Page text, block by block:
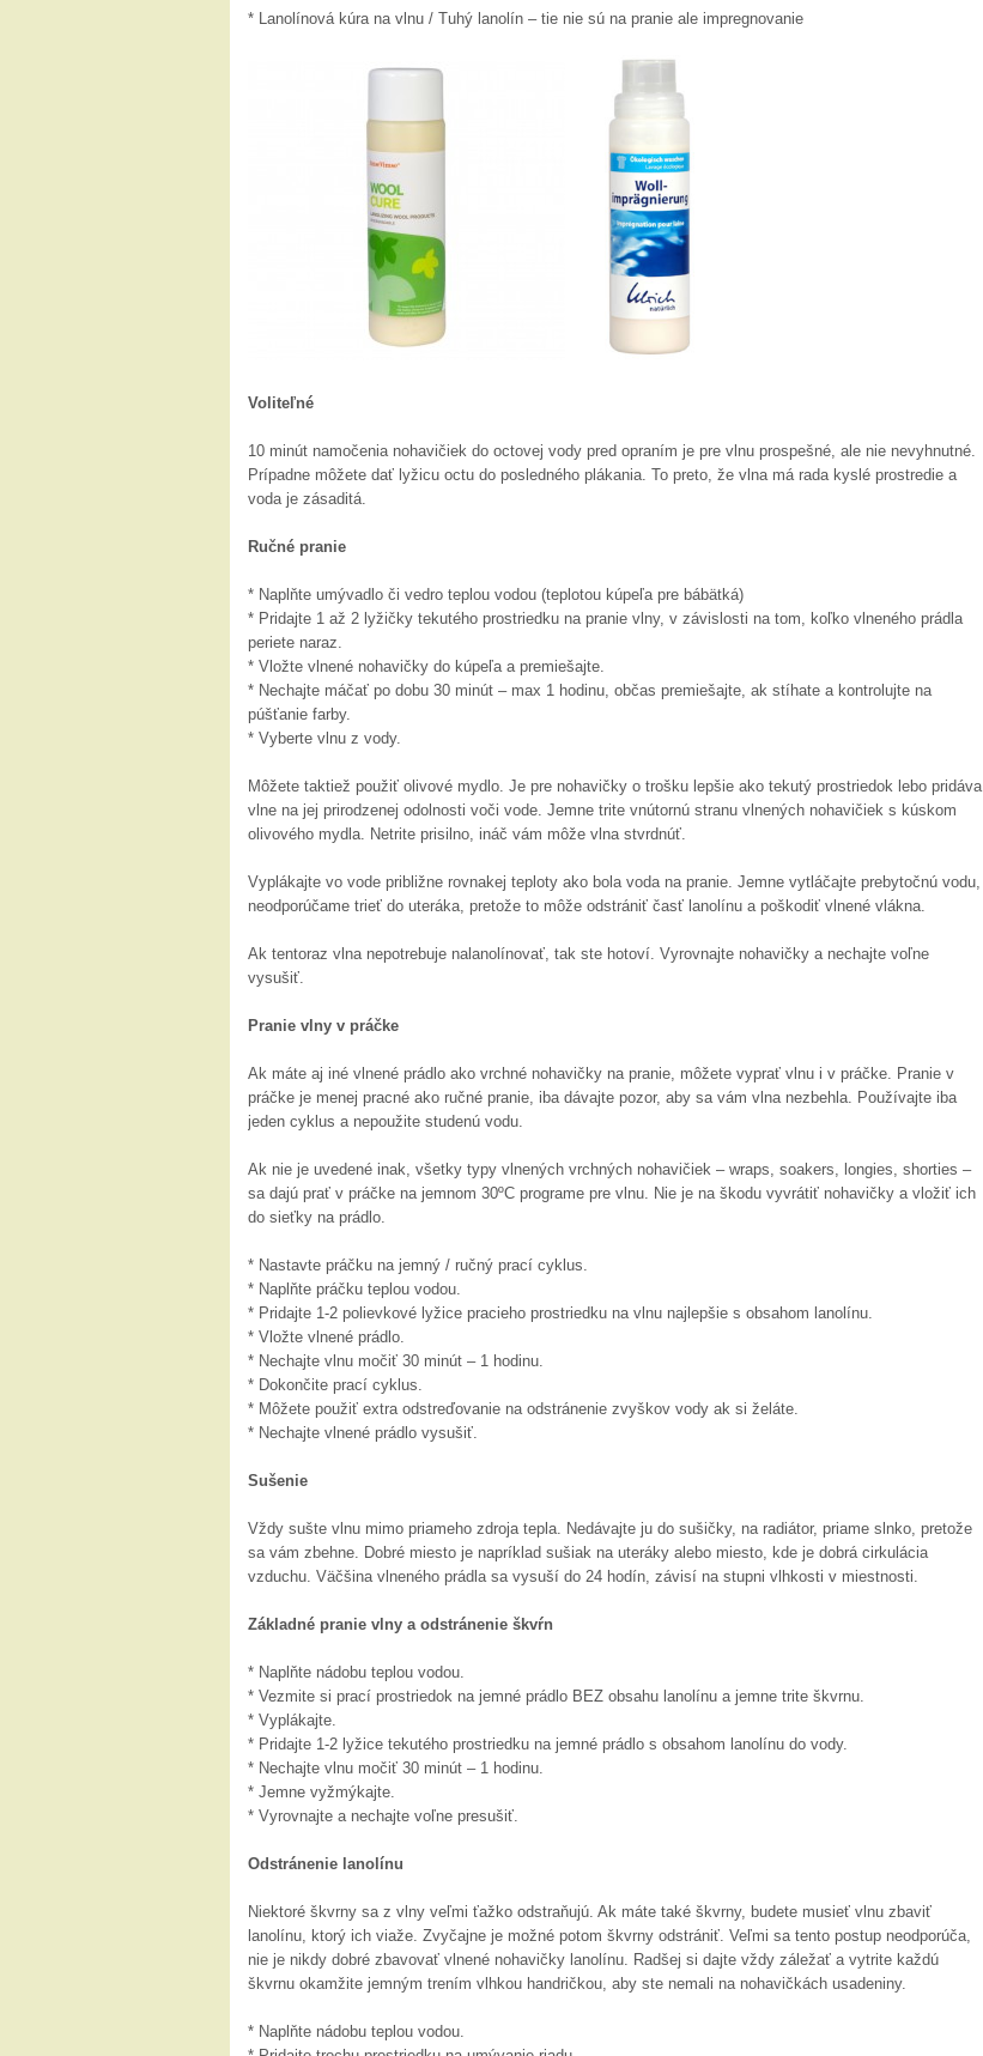
* Lanolínová kúra na vlnu / Tuhý lanolín – tie nie sú na pranie ale impregnovanie
Voliteľné
10 minút namočenia nohavičiek do octovej vody pred opraním je pre vlnu prospešné, ale nie nevyhnutné.
Prípadne môžete dať lyžicu octu do posledného plákania. To preto, že vlna má rada kyslé prostredie a
voda je zásaditá.
Ručné pranie
* Naplňte umývadlo či vedro teplou vodou (teplotou kúpeľa pre bábätká)
* Pridajte 1 až 2 lyžičky tekutého prostriedku na pranie vlny, v závislosti na tom, koľko vlneného prádla
periete naraz.
* Vložte vlnené nohavičky do kúpeľa a premiešajte.
* Nechajte máčať po dobu 30 minút – max 1 hodinu, občas premiešajte, ak stíhate a kontrolujte na
púšťanie farby.
* Vyberte vlnu z vody.
Môžete taktiež použiť olivové mydlo. Je pre nohavičky o trošku lepšie ako tekutý prostriedok lebo pridáva
vlne na jej prirodzenej odolnosti voči vode. Jemne trite vnútornú stranu vlnených nohavičiek s kúskom
olivového mydla. Netrite prisilno, ináč vám môže vlna stvrdnúť.
Vyplákajte vo vode približne rovnakej teploty ako bola voda na pranie. Jemne vytláčajte prebytočnú vodu,
neodporúčame trieť do uteráka, pretože to môže odstrániť časť lanolínu a poškodiť vlnené vlákna.
Ak tentoraz vlna nepotrebuje nalanolínovať, tak ste hotoví. Vyrovnajte nohavičky a nechajte voľne
vysušiť.
Pranie vlny v práčke
Ak máte aj iné vlnené prádlo ako vrchné nohavičky na pranie, môžete vyprať vlnu i v práčke. Pranie v
práčke je menej pracné ako ručné pranie, iba dávajte pozor, aby sa vám vlna nezbehla. Používajte iba
jeden cyklus a nepoužite studenú vodu.
Ak nie je uvedené inak, všetky typy vlnených vrchných nohavičiek – wraps, soakers, longies, shorties –
sa dajú prať v práčke na jemnom 30ºC programe pre vlnu. Nie je na škodu vyvrátiť nohavičky a vložiť ich
do sieťky na prádlo.
* Nastavte práčku na jemný / ručný prací cyklus.
* Naplňte práčku teplou vodou.
* Pridajte 1-2 polievkové lyžice pracieho prostriedku na vlnu najlepšie s obsahom lanolínu.
* Vložte vlnené prádlo.
* Nechajte vlnu močiť 30 minút – 1 hodinu.
* Dokončite prací cyklus.
* Môžete použiť extra odstreďovanie na odstránenie zvyškov vody ak si želáte.
* Nechajte vlnené prádlo vysušiť.
Sušenie
Vždy sušte vlnu mimo priameho zdroja tepla. Nedávajte ju do sušičky, na radiátor, priame slnko, pretože
sa vám zbehne. Dobré miesto je napríklad sušiak na uteráky alebo miesto, kde je dobrá cirkulácia
vzduchu. Väčšina vlneného prádla sa vysuší do 24 hodín, závisí na stupni vlhkosti v miestnosti.
Základné pranie vlny a odstránenie škvŕn
* Naplňte nádobu teplou vodou.
* Vezmite si prací prostriedok na jemné prádlo BEZ obsahu lanolínu a jemne trite škvrnu.
* Vyplákajte.
* Pridajte 1-2 lyžice tekutého prostriedku na jemné prádlo s obsahom lanolínu do vody.
* Nechajte vlnu močiť 30 minút – 1 hodinu.
* Jemne vyžmýkajte.
* Vyrovnajte a nechajte voľne presušiť.
Odstránenie lanolínu
Niektoré škvrny sa z vlny veľmi ťažko odstraňujú. Ak máte také škvrny, budete musieť vlnu zbaviť
lanolínu, ktorý ich viaže. Zvyčajne je možné potom škvrny odstrániť. Veľmi sa tento postup neodporúča,
nie je nikdy dobré zbavovať vlnené nohavičky lanolínu. Radšej si dajte vždy záležať a vytrite každú
škvrnu okamžite jemným trením vlhkou handričkou, aby ste nemali na nohavičkách usadeniny.
* Naplňte nádobu teplou vodou.